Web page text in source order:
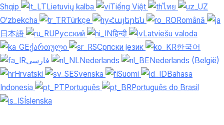
Shqip Lietuvių kalba Tiếng Việt
ไทย
O‘zbekcha
Türkçe Հայերեն
Română
日本語
Русский हिन्दी
Latviešu valoda
ქართული
Српски језик
한국어
Nederlands
Nederlands (België)
Hrvatski
Svenska Suomi
Bahasa
Indonesia
Português
Português do Brasil
Íslenska